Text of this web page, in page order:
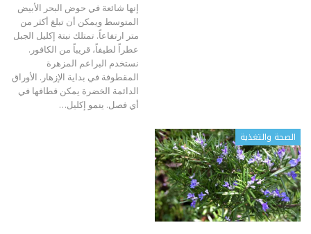
إنها شائعة في حوض البحر الأبيض
المتوسط ويمكن أن تبلغ أكثر من
متر ارتفاعاً. تمتلك نبتة إكليل الجبل
عطراً لطيفاً، قريباً من الكافور.
نستخدم البراعم المزهرة
المقطوفة في بداية الإزهار. الأوراق
الدائمة الخضرة يمكن قطافها في
أي فصل. ينمو إكليل…
الصحة والتغذية